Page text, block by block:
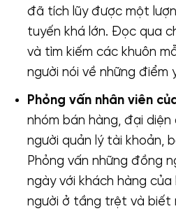
đã tích lũy được một
tuyến khá lớn. Đọc qua
và tìm kiếm các khuôn
người nói về những điểm
Phỏng vấn nhân viên
nhóm bán hàng, đại diện
người quản lý tài khoản,
Phỏng vấn những đồng
ngày với khách hàng
người ở tầng trệt và biết